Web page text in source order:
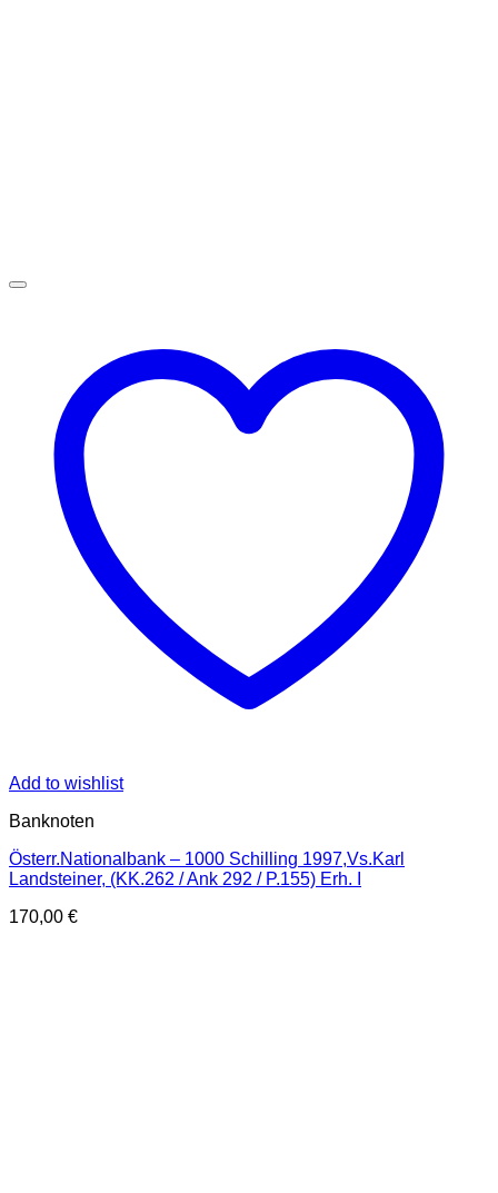
Add to wishlist
Banknoten
Österr.Nationalbank – 1000 Schilling 1997,Vs.Karl
Landsteiner, (KK.262 / Ank 292 / P.155) Erh. I
170,00 €